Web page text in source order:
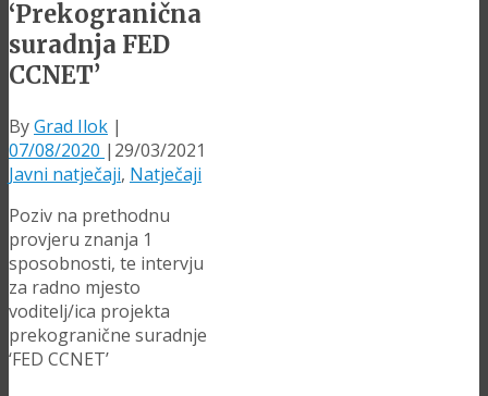
‘Prekogranična
suradnja FED
CCNET’
ByGrad Ilok |
07/08/2020 | 29/03/2021
Javni natječaji, Natječaji
Poziv na prethodnu
provjeru znanja 1
sposobnosti, te intervju
za radno mjesto
voditelj/ica projekta
prekogranične suradnje
‘FED CCNET’